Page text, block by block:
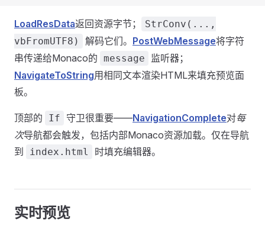
LoadResData返回资源字节；
StrConv(...,
vbFromUTF8)
解码它们。 PostWebMessage将字符
串传递给Monaco的 message
监听器；
NavigateToString用相同文本渲染HTML来填充预览面
板。
顶部的 If 守卫很重要——NavigationComplete对每
次导航都会触发，包括内部Monaco资源加载。仅在导航
到
index.html 时填充编辑器。
实时预览